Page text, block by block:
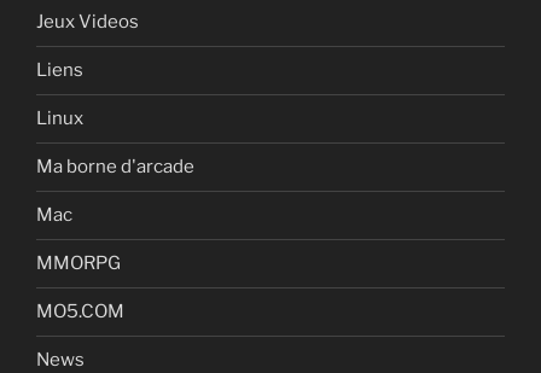
Jeux Videos
Liens
Linux
Ma borne d'arcade
Mac
MMORPG
MO5.COM
News